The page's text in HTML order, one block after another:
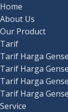
Home
About Us
Our Product
Tarif
Tarif Harga
Tarif Harga
Tarif Harga
Tarif Harga
Service